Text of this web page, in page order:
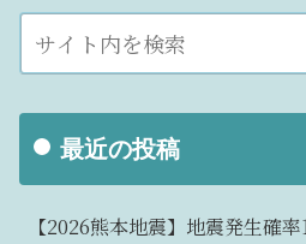
最近の投稿
【2026熊本地震】地震発生確